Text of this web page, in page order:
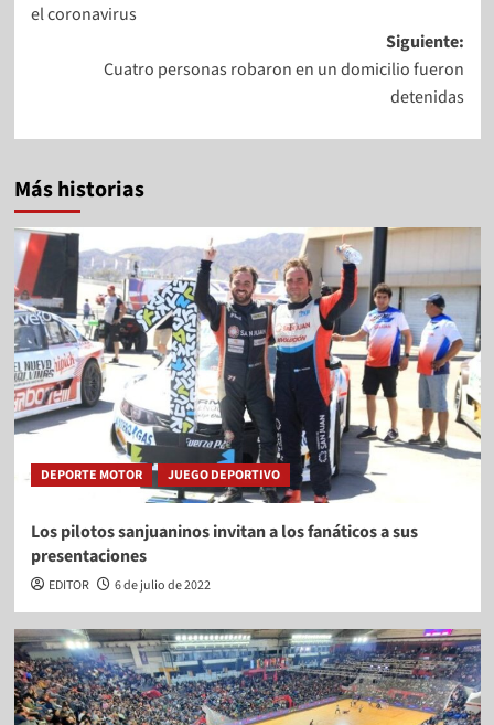
el coronavirus
Siguiente:
Cuatro personas robaron en un domicilio fueron
detenidas
Más historias
DEPORTE MOTOR JUEGO DEPORTIVO
Los pilotos sanjuaninos invitan a los fanáticos a sus
presentaciones
EDITOR 6 de julio de 2022